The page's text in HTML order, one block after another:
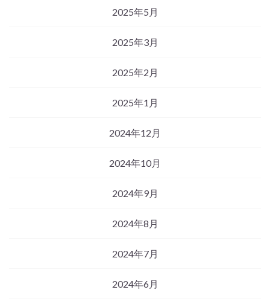
2025年5月
2025年3月
2025年2月
2025年1月
2024年12月
2024年10月
2024年9月
2024年8月
2024年7月
2024年6月